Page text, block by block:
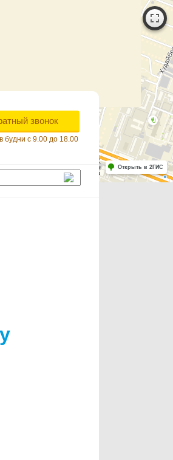
Работает на API 2ГИС
Лицензионное соглашение
нужен ключ. Помощь: api@2gis.ru
Открыть в 2ГИС
звонок
будни с 9.00 до 18.00